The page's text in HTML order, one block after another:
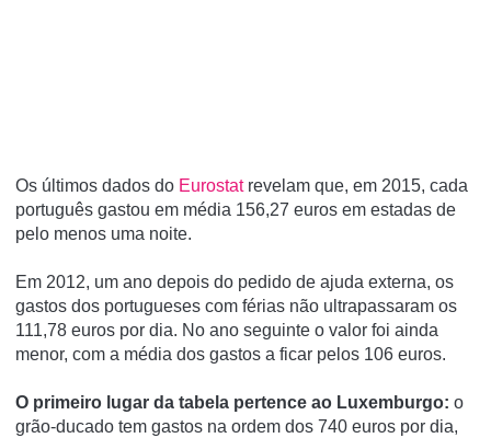
Os últimos dados do Eurostatrevelam que, em 2015, cada
português gastou em média 156,27 euros em estadas de
pelo menos uma noite.
Em 2012, um ano depois do pedido de ajuda externa, os
gastos dos portugueses com férias não ultrapassaram os
111,78 euros por dia. No ano seguinte o valor foi ainda
menor, com a média dos gastos a ficar pelos 106 euros.
O primeiro lugar da tabela pertence ao Luxemburgo: o
grão-ducado tem gastos na ordem dos 740 euros por dia,